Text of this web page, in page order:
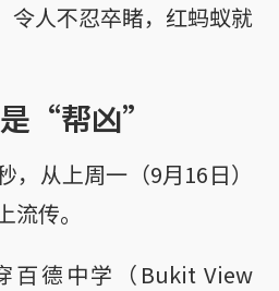
令人不忍卒睹，红蚂蚁就
“帮凶”
，从上周一（9月16日）
传。
百德中学（Bukit View